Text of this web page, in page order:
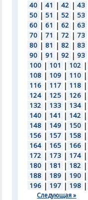
40 | 41 | 42 | 43
50 | 51 | 52 | 53
60 | 61 | 62 | 63
70 | 71 | 72 | 73
80 | 81 | 82 | 83
90 | 91 | 92 | 93
100 | 101 | 102 |
108 | 109 | 110 |
116 | 117 | 118 |
124 | 125 | 126 |
132 | 133 | 134 |
140 | 141 | 142 |
148 | 149 | 150 |
156 | 157 | 158 |
164 | 165 | 166 |
172 | 173 | 174 |
180 | 181 | 182 |
188 | 189 | 190 |
196 | 197 | 198 |
Следующая »